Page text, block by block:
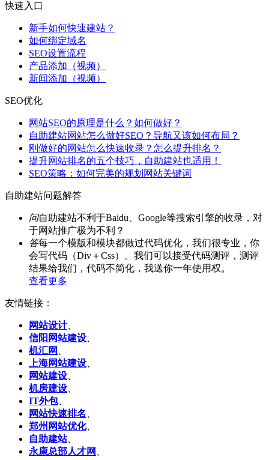
快速入口
新手如何快速建站？
如何绑定域名
SEO设置流程
产品添加（视频）
新闻添加（视频）
SEO优化
网站SEO的原理是什么？如何做好？
自助建站网站怎么做好SEO？导航又该如何布局？
刚做好的网站怎么快速收录？怎么提升排名？
提升网站排名的五个技巧，自助建站也适用！
SEO策略：如何完美的规划网站关键词
自助建站问题解答
问自助建站不利于Baidu、Google等搜索引擎的收录，对
于网站推广极为不利？
答每一个模版和模块都做过代码优化，我们很专业，你
会写代码（Div＋Css）。我们可以接受代码测评，测评
结果给我们，代码不简化，我送你一年使用权。
查看更多
友情链接：
网站设计、
信阳网站建设、
机汇网 、
上海网站建设、
网站建设、
机房建设、
IT外包、
网站快速排名 、
郑州网站优化、
自助建站、
永康总部人才网 、